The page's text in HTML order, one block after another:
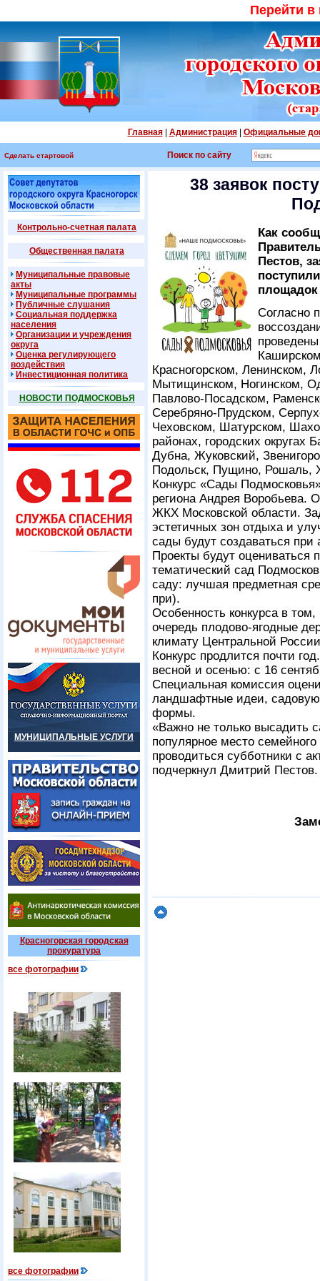
Перейти
Главная| Администрация| Официальные
Сделать стартовой Поиск по сайту
Контрольно-счетная палата
Общественная палата
Муниципальные правовые
акты
Муниципальные программы
Публичные слушания
Социальная поддержка
населения
Организации и учреждения
округа
Оценка регулирующего
воздействия
Инвестиционная политика
НОВОСТИ ПОДМОСКОВЬЯ
МУНИЦИПАЛЬНЫЕ УСЛУГИ
Красногорская городская
прокуратура
все фотографии
все фотографии
38 заявок
Как
Пестов,
Согласно
Красногорском, Ленинском,
Мытищинском, Ногинском,
Павлово-Посадском,
Серебряно-Прудском,
Чеховском, Шатурском,
районах, городских
Дубна, Жуковский,
Подольск, Пущино, Рошаль,
Конкурс «Сады
региона Андрея Воробьева.
ЖКХ Московской области.
эстетичных зон отдыха и
сады будут создаваться при
Проекты будут
тематический сад
саду: лучшая предметная
при).
Особенность конкурса в
очередь плодово-ягодные
климату Центральной
Конкурс продлится почти
весной и осенью: с 16
Специальная комиссия
ландшафтные идеи, садовую
формы.
«Важно не только высадить
популярное место
проводиться субботники с
подчеркнул Дмитрий Пестов.